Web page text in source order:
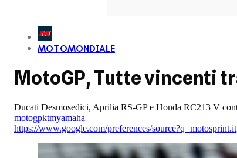
MOTOMONDIALE
MotoGP, Tutte vincenti
Ducati Desmosedici, Aprilia RS-GP e Honda RC213 V
motogpktmyamaha
https://www.google.com/preferences/source?q=motosprint.it